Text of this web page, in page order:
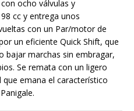
ocho válvulas y
cc y entrega unos
con un Par/motor de
un eficiente Quick Shift, que
bajar marchas sin embragar,
Se remata con un ligero
emana el característico